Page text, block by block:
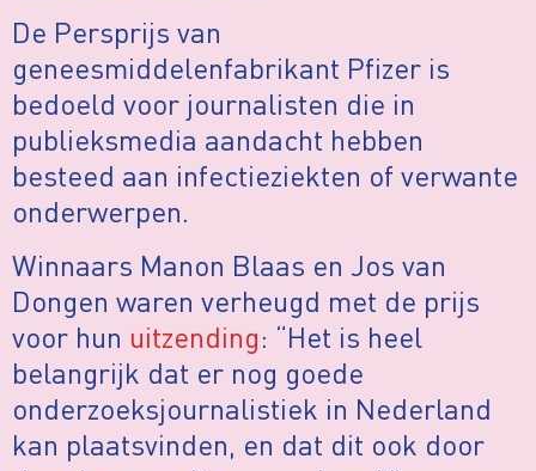
De Persprijs van
geneesmiddelenfabrikant Pfizer is
bedoeld voor journalisten die in
publieksmedia aandacht hebben
besteed aan infectieziekten of verwante
onderwerpen.
Winnaars Manon Blaas en Jos van
Dongen waren verheugd met de prijs
voor hun uitzending: “Het is heel
belangrijk dat er nog goede
onderzoeksjournalistiek in Nederland
kan plaatsvinden, en dat dit ook door